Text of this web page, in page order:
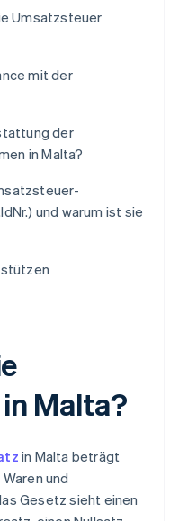
Umsatzsteuer
mit der
der
in Malta?
und warum ist sie
Malta?
in Malta beträgt
und
Gesetz sieht einen